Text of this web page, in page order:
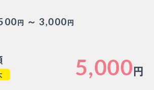
円 ～ 3,000円
5,000円